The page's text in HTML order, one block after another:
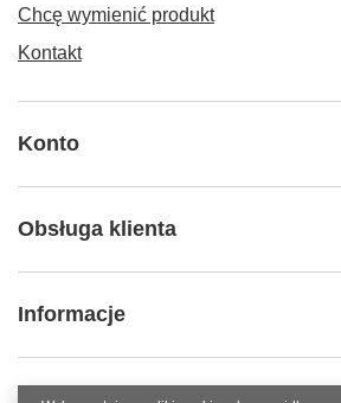
Chcę wymienić produkt
Kontakt
Konto
Obsługa klienta
Informacje